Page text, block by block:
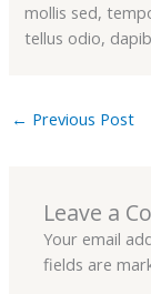
mollis sed,
tellus odio,
← Previous Post
Leave a
Your email
fields are